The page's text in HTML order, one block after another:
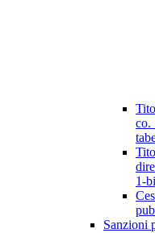
co.
1-
Sanzioni